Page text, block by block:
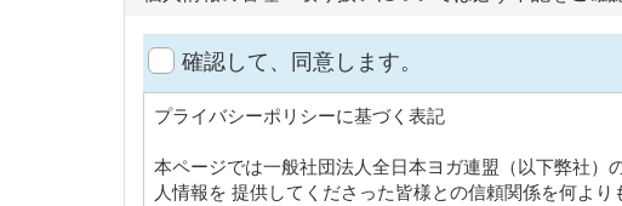
確認して、同意します。
プライバシーポリシーに基づく表記
本ページでは一般社団法人全日本ヨガ連盟（以下弊社
人情報を 提供してくださった皆様との信頼関係を何よ